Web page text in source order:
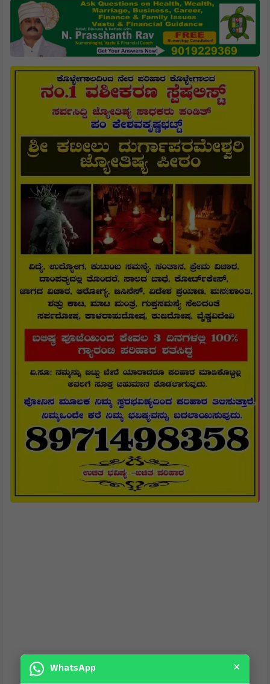
WhatsApp ×